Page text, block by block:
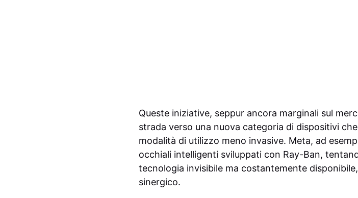
Queste iniziative, seppur ancora marginali sul
strada verso una nuova categoria di dispositivi
modalità di utilizzo meno invasive. Meta, ad
occhiali intelligenti sviluppati con Ray-Ban,
tecnologia invisibile ma costantemente
sinergico.